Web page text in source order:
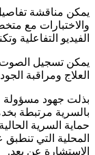
يمكن مناقشة
والاختبارات مع
الفيديو التفاعلية
يمكن تسجيل الصوت
العلاج ومراقبة
بذلت جهود مسؤولة
بالسرية مرتبطة
حماية السرية
المحلية التي
الاستشارة عن بعد.